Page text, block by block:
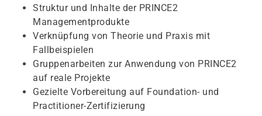
Struktur und Inhalte der PRINCE2
Managementprodukte
Verknüpfung von Theorie und Praxis mit
Fallbeispielen
Gruppenarbeiten zur Anwendung von PRINCE2
auf reale Projekte
Gezielte Vorbereitung auf Foundation- und
Practitioner-Zertifizierung